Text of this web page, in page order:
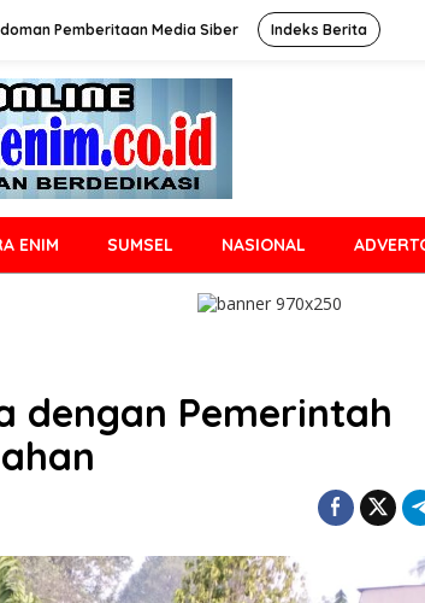
Pemberitaan Media Siber Indeks Berita
ENIM SUMSEL NASIONAL
dengan Pemerintah